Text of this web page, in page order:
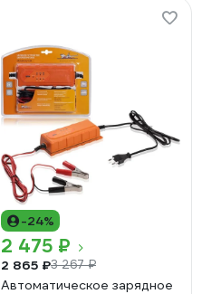
-24%
2 475 ₽
2 865 ₽3 267 ₽
Автоматическое зарядное